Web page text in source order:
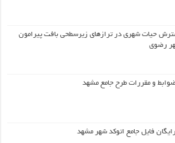
حیات شهري در ترازهاي زیرسطحی بافت پیرامون
رضوي
ضوابط و مقررات طرح جامع مشهد
فایل جامع اتوکد شهر مشهد